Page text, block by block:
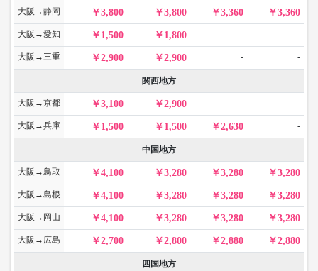
大阪→静岡 3,800 3,800 3,360 3,360
大阪→愛知 1,500 1,800 - -
大阪→三重 2,900 2,900 - -
関西地方
大阪→京都 3,100 2,900 - -
大阪→兵庫 1,500 1,500 2,630 -
中国地方
大阪→鳥取 4,100 3,280 3,280 3,280
大阪→島根 4,100 3,280 3,280 3,280
大阪→岡山 4,100 3,280 3,280 3,280
大阪→広島 2,700 2,800 2,880 2,880
四国地方